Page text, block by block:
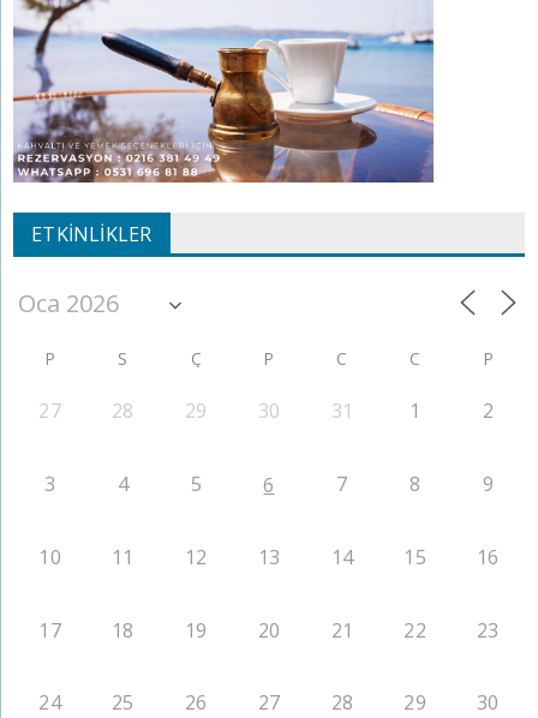
ETKINLIKLER
P S Ç P C C P
27 28 29 30 31 1 2
3 4 5 6 7 8 9
10 11 12 13 14 15 16
17 18 19 20 21 22 23
24 25 26 27 28 29 30